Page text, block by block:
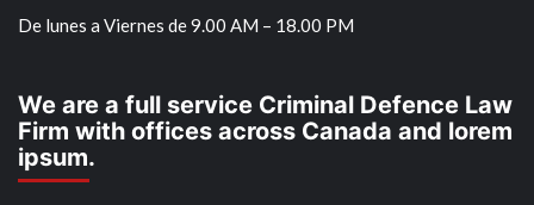
De lunes a Viernes de 9.00 AM – 18.00 PM
We are a full service Criminal Defence Law
Firm with offices across Canada and lorem
ipsum.